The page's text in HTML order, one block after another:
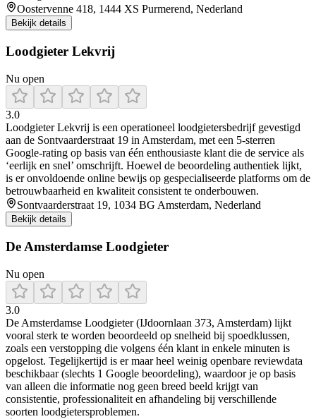
Oostervenne 418, 1444 XS Purmerend, Nederland
Bekijk details
Loodgieter Lekvrij
Nu open
3.0
Loodgieter Lekvrij is een operationeel loodgietersbedrijf gevestigd
aan de Sontvaarderstraat 19 in Amsterdam, met een 5‑sterren
Google‑rating op basis van één enthousiaste klant die de service als
‘eerlijk en snel’ omschrijft. Hoewel de beoordeling authentiek lijkt,
is er onvoldoende online bewijs op gespecialiseerde platforms om de
betrouwbaarheid en kwaliteit consistent te onderbouwen.
Sontvaarderstraat 19, 1034 BG Amsterdam, Nederland
Bekijk details
De Amsterdamse Loodgieter
Nu open
3.0
De Amsterdamse Loodgieter (IJdoornlaan 373, Amsterdam) lijkt
vooral sterk te worden beoordeeld op snelheid bij spoedklussen,
zoals een verstopping die volgens één klant in enkele minuten is
opgelost. Tegelijkertijd is er maar heel weinig openbare reviewdata
beschikbaar (slechts 1 Google beoordeling), waardoor je op basis
van alleen die informatie nog geen breed beeld krijgt van
consistentie, professionaliteit en afhandeling bij verschillende
soorten loodgietersproblemen.